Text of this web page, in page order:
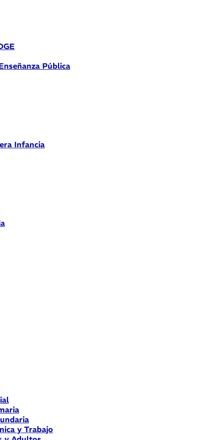
Pública
Infancia
y Trabajo